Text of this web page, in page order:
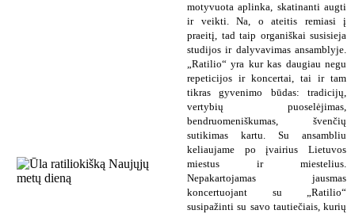
motyvuota aplinka, skatinanti augti
ir veikti. Na, o ateitis remiasi į
praeitį, tad taip organiškai susisieja
studijos ir dalyvavimas ansamblyje.
„Ratilio“ yra kur kas daugiau negu
repeticijos ir koncertai, tai ir tam
tikras gyvenimo būdas: tradicijų,
vertybių puoselėjimas,
bendruomeniškumas, švenčių
sutikimas kartu. Su ansambliu
keliaujame po įvairius Lietuvos
miestus ir miestelius.
Nepakartojamas jausmas
koncertuojant su „Ratilio“
susipažinti su savo tautiečiais, kurių